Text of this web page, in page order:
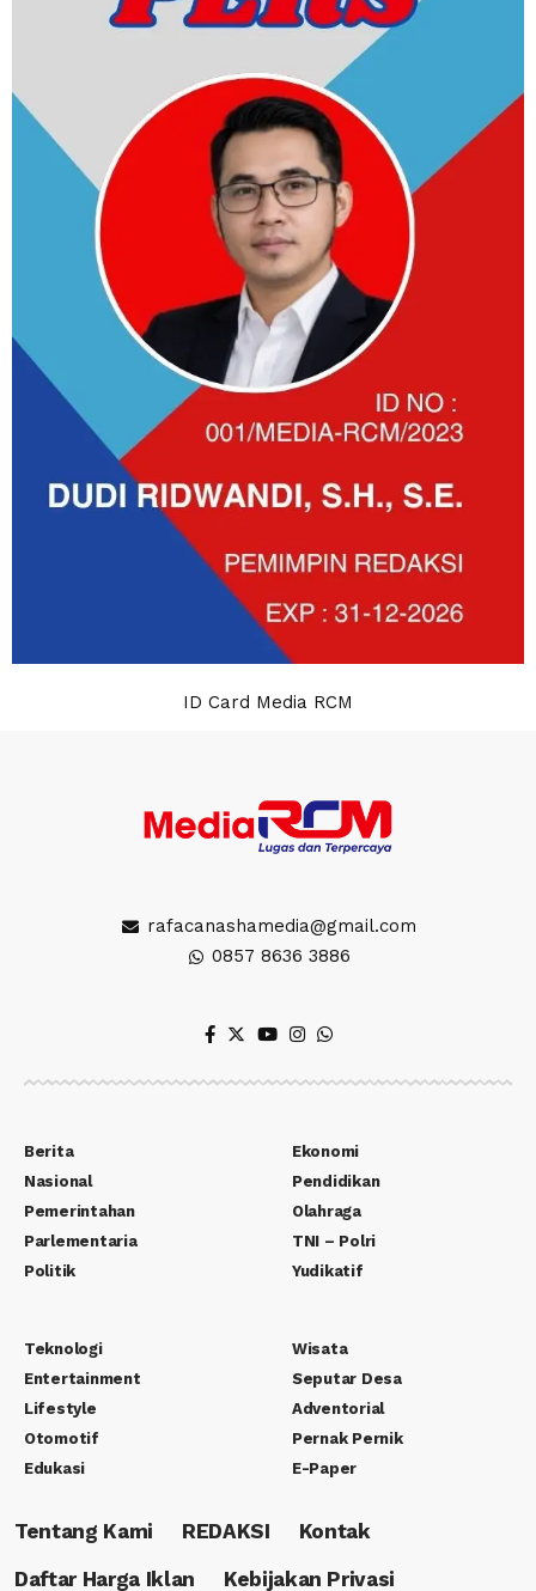
ID Card Media RCM
rafacanashamedia@gmail.com
0857 8636 3886
Berita
Nasional
Pemerintahan
Parlementaria
Politik
Ekonomi
Pendidikan
Olahraga
TNI – Polri
Yudikatif
Teknologi
Entertainment
Lifestyle
Otomotif
Edukasi
Wisata
Seputar Desa
Adventorial
Pernak Pernik
E-Paper
Tentang Kami REDAKSI
Kontak
Daftar Harga Iklan
Kebijakan Privasi